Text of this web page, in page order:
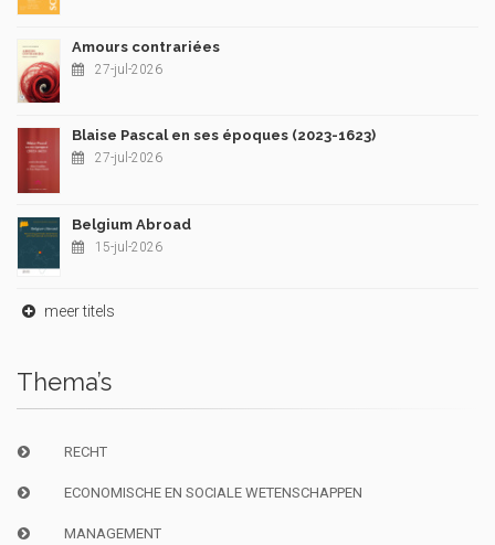
Amours contrariées
27-jul-2026
Blaise Pascal en ses époques (2023-1623)
27-jul-2026
Belgium Abroad
15-jul-2026
meer titels
Thema’s
RECHT
ECONOMISCHE EN SOCIALE WETENSCHAPPEN
MANAGEMENT